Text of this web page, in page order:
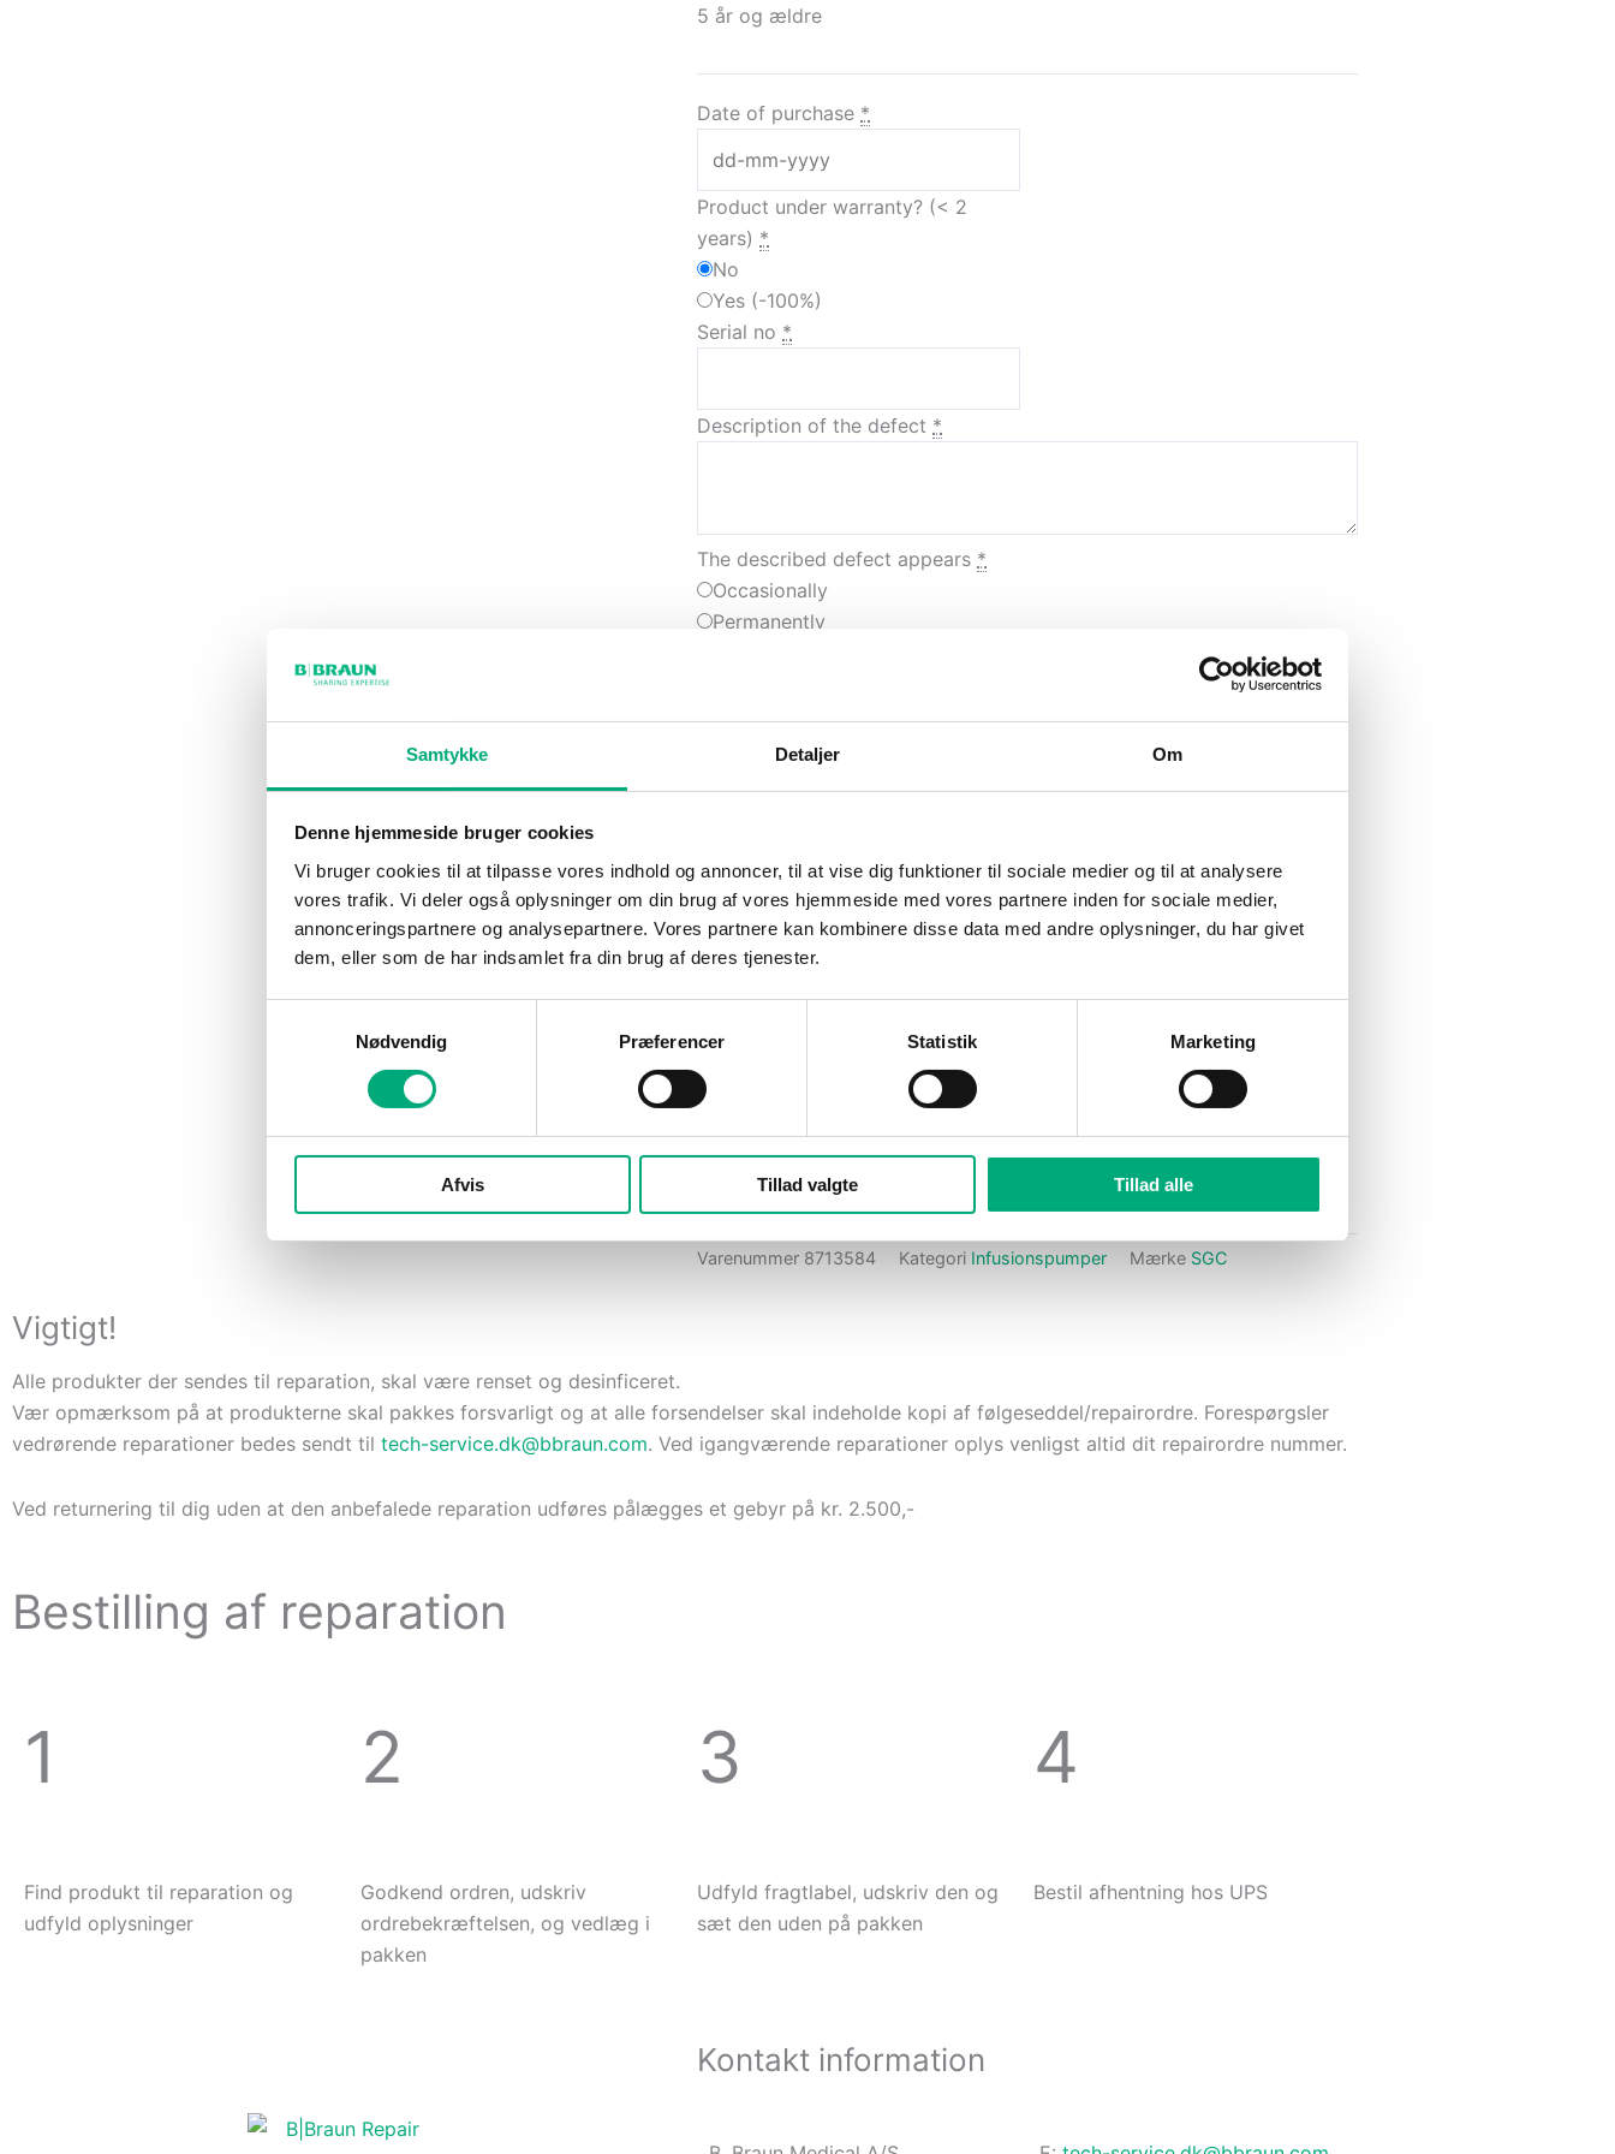
Samtykke Detaljer Om
Denne hjemmeside bruger cookies
Vi bruger cookies til at tilpasse vores indhold og annoncer, til at vise dig funktioner til sociale medier og til at analysere
vores trafik. Vi deler også oplysninger om din brug af vores hjemmeside med vores partnere inden for sociale medier,
annonceringspartnere og analysepartnere. Vores partnere kan kombinere disse data med andre oplysninger, du har givet
dem, eller som de har indsamlet fra din brug af deres tjenester.
Nødvendig
Præferencer Statistik Marketing
Afvis Tillad valgte Tillad alle
5 år og ældre
Date of purchase *
Product under warranty? (< 2
years) *
No
Yes (-100%)
Serial no *
Description of the defect *
The described defect appears *
Occasionally
Permanently
Yes(+2.760,00 kr.)
If more than TSC is required -
should we proceed with the repair?
*
No
Tilvalg i alt
Fortsæt til ordredetaljer
Varenummer 8713584 Kategori Infusionspumper Mærke SGC
Vigtigt!
Alle produkter der sendes til reparation, skal være renset og desinficeret.
Vær opmærksom på at produkterne skal pakkes forsvarligt og at alle forsendelser skal indeholde kopi af følgeseddel/repairordre. Forespørgsler
vedrørende reparationer bedes sendt til tech-service.dk@bbraun.com. Ved igangværende reparationer oplys venligst altid dit repairordre nummer.
Ved returnering til dig uden at den anbefalede reparation udføres pålægges et gebyr på kr. 2.500,-
Bestilling af reparation
1
Find produkt til reparation og
udfyld oplysninger
2
Godkend ordren, udskriv
ordrebekræftelsen, og vedlæg i
pakken
3
Udfyld fragtlabel, udskriv den og
sæt den uden på pakken
4
Bestil afhentning hos UPS
Kontakt information